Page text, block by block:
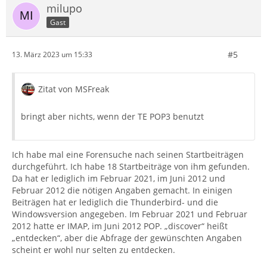
milupo
Gast
13. März 2023 um 15:33 #5
Zitat von MSFreak
bringt aber nichts, wenn der TE POP3 benutzt
Ich habe mal eine Forensuche nach seinen Startbeiträgen
durchgeführt. Ich habe 18 Startbeiträge von ihm gefunden.
Da hat er lediglich im Februar 2021, im Juni 2012 und
Februar 2012 die nötigen Angaben gemacht. In einigen
Beiträgen hat er lediglich die Thunderbird- und die
Windowsversion angegeben. Im Februar 2021 und Februar
2012 hatte er IMAP, im Juni 2012 POP. „discover“ heißt
„entdecken“, aber die Abfrage der gewünschten Angaben
scheint er wohl nur selten zu entdecken.